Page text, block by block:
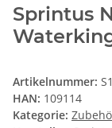
Sprintus
Artikelnummer:
HAN: 109114
Kategorie: